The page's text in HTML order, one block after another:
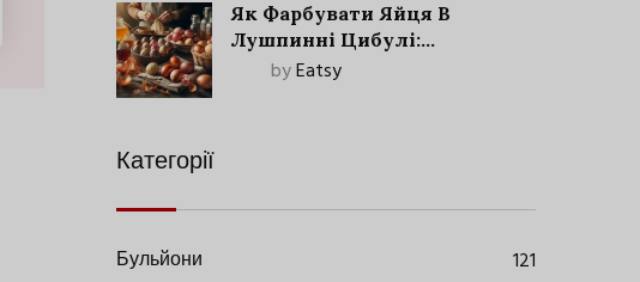
Як Фарбувати Яйця В
Лушпинні Цибулі:
Старовинний Метод З
byEatsy
Категорії
Бульйони
121